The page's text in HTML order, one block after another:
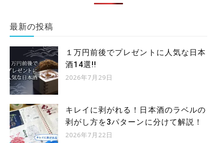
最新の投稿
１万円前後でプレゼントに人気な日本
酒14選!!
2026年7月29日
キレイに剥がれる！日本酒のラベルの
剥がし方を3パターンに分けて解説！
2026年7月22日